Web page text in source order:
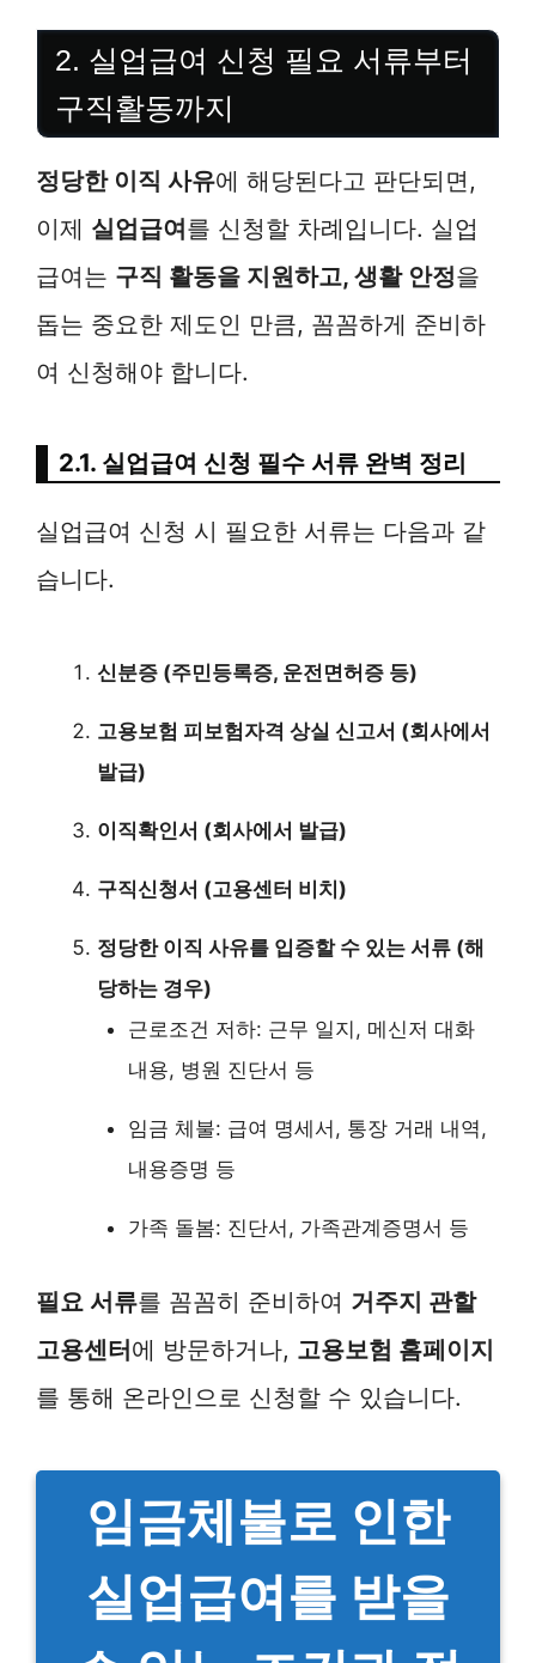
2. 실업급여 신청 필요 서류부터
구직활동까지
정당한 이직 사유에 해당된다고 판단되면,
이제 실업급여를 신청할 차례입니다. 실업
급여는 구직 활동을 지원하고, 생활 안정을
돕는 중요한 제도인 만큼, 꼼꼼하게 준비하
여 신청해야 합니다.
2.1. 실업급여 신청 필수 서류 완벽 정리
실업급여 신청 시 필요한 서류는 다음과 같
습니다.
신분증 (주민등록증, 운전면허증 등)
고용보험 피보험자격 상실 신고서 (회사에서
발급)
이직확인서 (회사에서 발급)
구직신청서 (고용센터 비치)
정당한 이직 사유를 입증할 수 있는 서류 (해
당하는 경우)
근로조건 저하: 근무 일지, 메신저 대화
내용, 병원 진단서 등
임금 체불: 급여 명세서, 통장 거래 내역,
내용증명 등
가족 돌봄: 진단서, 가족관계증명서 등
필요 서류를 꼼꼼히 준비하여 거주지 관할
고용센터에 방문하거나, 고용보험 홈페이지
를 통해 온라인으로 신청할 수 있습니다.
임금체불로 인한
실업급여를 받을